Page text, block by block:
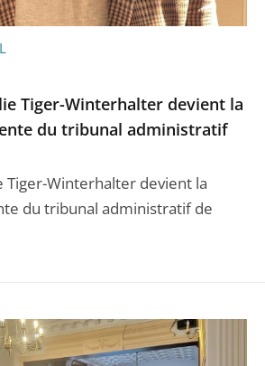
Tiger-Winterhalter devient la
du tribunal administratif
Tiger-Winterhalter devient la
du tribunal administratif de